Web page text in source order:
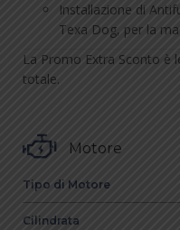
Installazione di
Texa Dog, per la
La Promo Extra Sconto è
totale.
Motore
Tipo di Motore
Cilindrata